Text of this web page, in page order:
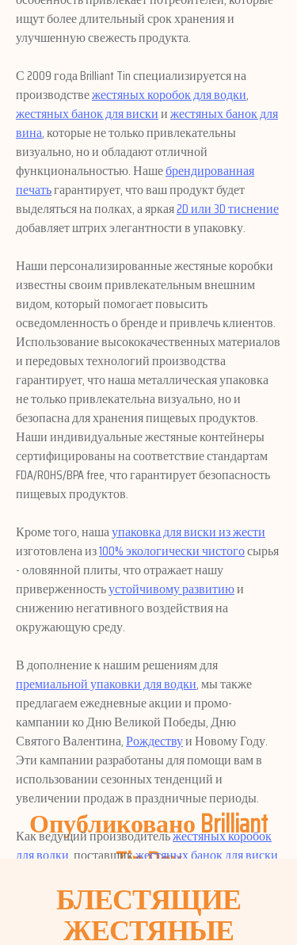
Опубликовано Brilliant
Tin Box
ищут более длительный срок хранения и
улучшенную свежесть продукта.
С 2009 года Brilliant Tin специализируетсяна
производствежестяных коробок для водки,
жестяных банок для вискиижестяных банок для
вина, которые не только привлекательны
визуально, но и обладают отличной
функциональностью. Нашебрендированная
печатьгарантирует, что ваш продукт будет
выделяться на полках, а яркая2D или 3D тиснение
добавляет штрих элегантности в упаковку.
Наши персонализированные жестяные коробки
известны своим привлекательным внешним
видом, который помогает повысить
осведомленность о бренде и привлечь клиентов.
Использование высококачественных материалов
и передовых технологий производства
гарантирует, что наша металлическая упаковка
не только привлекательна визуально, но и
безопасна для хранения пищевых продуктов.
Наши индивидуальные жестяные контейнеры
сертифицированы на соответствие стандартам
FDA/ROHS/BPA free, что гарантирует безопасность
пищевых продуктов.
Кроме того, нашаупаковка для виски из жести
изготовлена из100% экологически чистогосырья
- оловянной плиты, что отражает нашу
приверженностьустойчивому развитиюи
снижению негативного воздействия на
окружающую среду.
В дополнение к нашим решениям для
премиальной упаковки для водки, мы также
предлагаем ежедневные акции и промо-
кампании ко Дню Великой Победы, Дню
Святого Валентина,Рождествуи Новому Году.
Эти кампании разработаны для помощи вам в
использовании сезонных тенденций и
увеличении продаж в праздничные периоды.
Как ведущий производительжестяных коробок
для водки , поставщикжестяных банок для виски
гордимся предлагатьотличный сервиси
конкурентоспособные цены нашим клиентам.
Мы тесно сотрудничаем с нашими клиентами,
БЛЕСТЯЩИЕ
ЖЕСТЯНЫЕ